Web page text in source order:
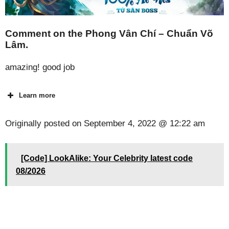
Comment on the Phong Vân Chí – Chuẩn Võ
Lâm.
amazing! good job
Learn more
Originally posted on September 4, 2022 @ 12:22 am
[Code] LookAlike: Your Celebrity latest code
08/2026